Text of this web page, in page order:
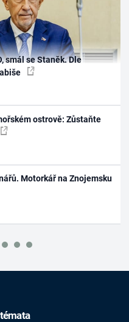
smál se Staněk. Dle
ostrově: Zůstaňte
Motorkář na Znojemsku